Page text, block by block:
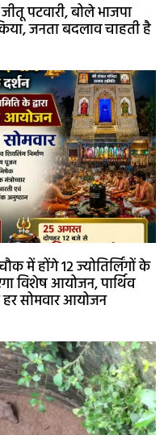
पटवारी, बोले भाजपा
जनता बदलाव चाहती है
में होंगे 12 ज्योतिर्लिंगों के
विशेष आयोजन, पार्थिव
हर सोमवार आयोजन